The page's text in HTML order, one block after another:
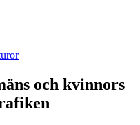
och kvinnors